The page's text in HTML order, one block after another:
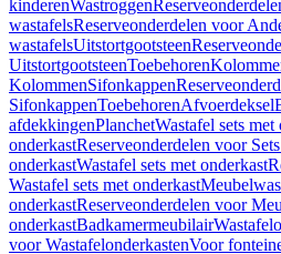
kinderenWastroggen
wastafelsReserveonderdelen voor
wastafelsUitstortgootsteen
UitstortgootsteenToebehoren
KolommenSifonkappen
SifonkappenToebehorenAfvoerdeksel
afdekkingenPlanchetWastafel sets met
onderkastReserveonderdelen voor
onderkastWastafel sets met onderkast
Wastafel sets met onderkast
onderkastReserveonderdelen voor
onderkastBadkamermeubilair
voor WastafelonderkastenVoor